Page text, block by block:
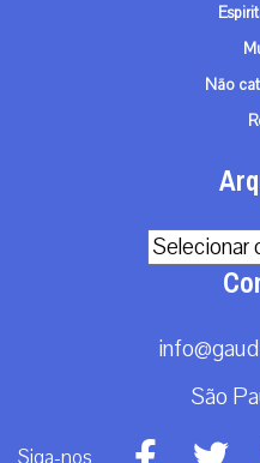
Não
Arquivos
São
Siga-nos